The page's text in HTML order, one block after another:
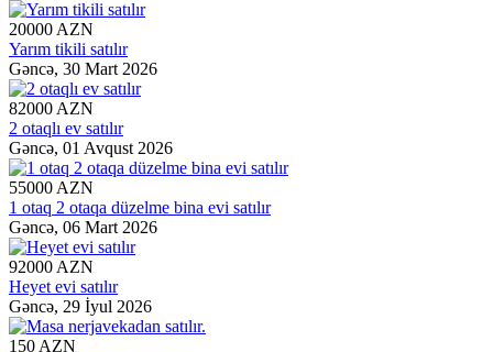
20000 AZN
Yarım tikili satılır
Gəncə, 30 Mart 2026
82000 AZN
2 otaqlı ev satılır
Gəncə, 01 Avqust 2026
55000 AZN
1 otaq 2 otaqa düzelme bina evi satılır
Gəncə, 06 Mart 2026
92000 AZN
Heyet evi satılır
Gəncə, 29 İyul 2026
150 AZN